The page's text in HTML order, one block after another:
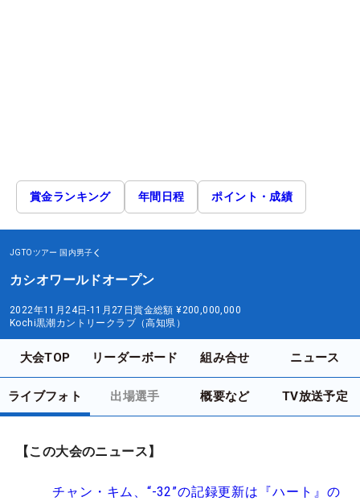
賞金ランキング 年間日程 ポイント・成績
JGTOツアー 国内男子
カシオワールドオープン
2022年11月24日-11月27日賞金総額 ¥200,000,000
Kochi黒潮カントリークラブ（高知県）
大会TOP リーダーボード 組み合せ ニュース
ライブフォト 出場選手 概要など TV放送予定
【この大会のニュース】
チャン・キム、“-32”の記録更新は『ハート』の